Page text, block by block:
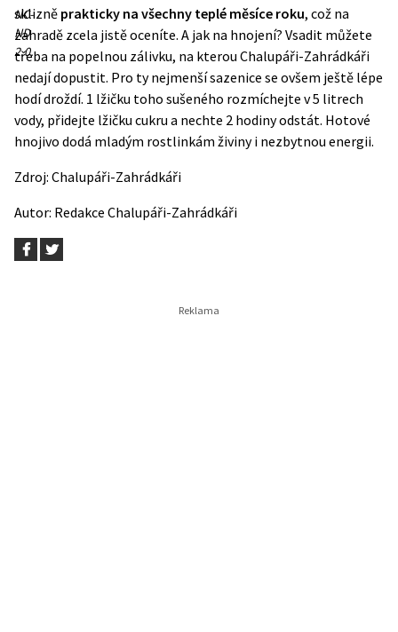
NC-
ND
2.0.
sklizně prakticky na všechny teplé měsíce roku, což na
zahradě zcela jistě oceníte. A jak na hnojení? Vsadit můžete
třeba na popelnou zálivku, na kterou Chalupáři-Zahrádkáři
nedají dopustit. Pro ty nejmenší sazenice se ovšem ještě lépe
hodí droždí. 1 lžičku toho sušeného rozmíchejte v 5 litrech
vody, přidejte lžičku cukru a nechte 2 hodiny odstát. Hotové
hnojivo dodá mladým rostlinkám živiny i nezbytnou energii.
Zdroj: Chalupáři-Zahrádkáři
Autor: Redakce Chalupáři-Zahrádkáři